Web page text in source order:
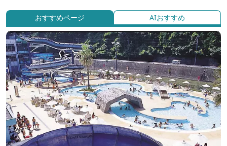
おすすめページ AIおすすめ